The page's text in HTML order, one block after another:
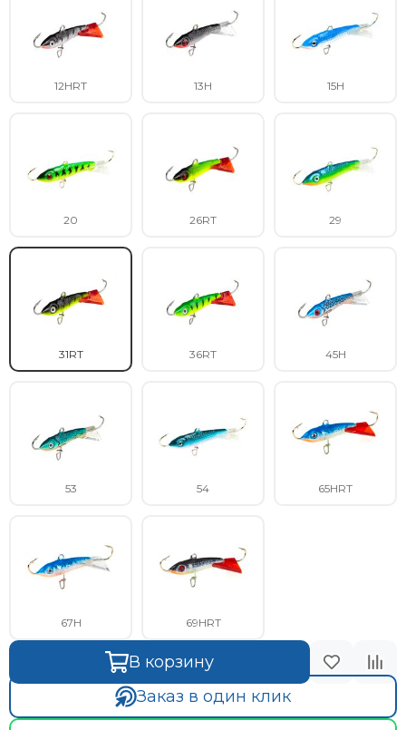
12HRT 13H 15H
20 26RT 29
31RT 36RT 45H
53 54 65HRT
67H 69HRT
В корзину
Заказ в один клик